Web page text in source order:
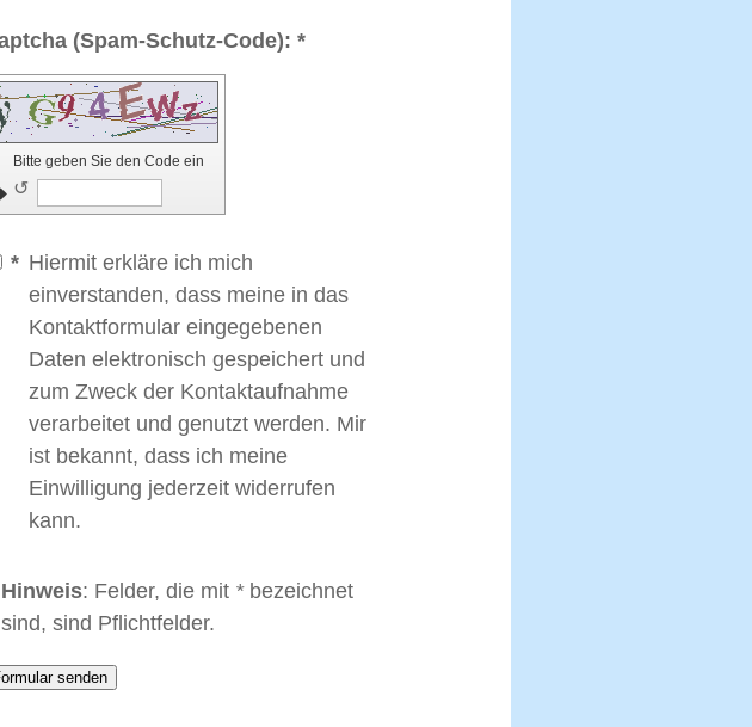
Captcha (Spam-Schutz-Code): *
Bitte geben Sie den Code ein
↺
* Hiermit erkläre ich mich
einverstanden, dass meine in das
Kontaktformular eingegebenen
Daten elektronisch gespeichert und
zum Zweck der Kontaktaufnahme
verarbeitet und genutzt werden. Mir
ist bekannt, dass ich meine
Einwilligung jederzeit widerrufen
kann.
Hinweis : Felder, die mit *bezeichnet
sind, sind Pflichtfelder.